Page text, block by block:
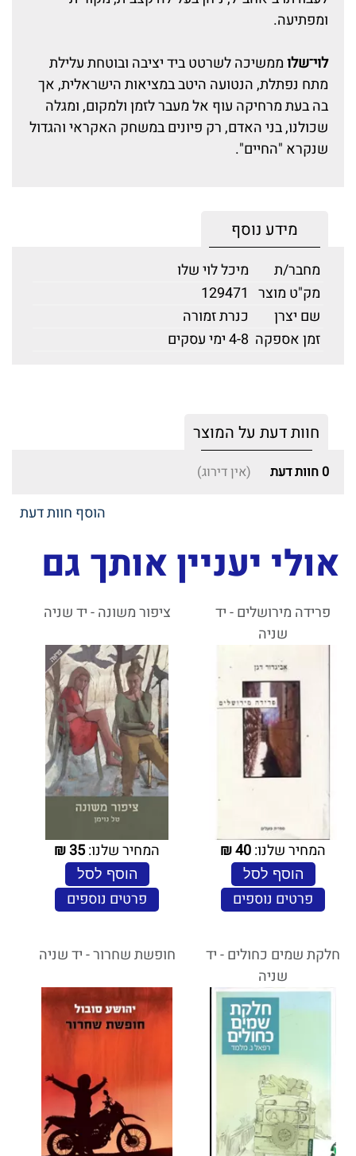
ומפתיעה.
לוי־שלוממשיכה לשרטט ביד יציבה ובוטחת עלילת
מתח נפתלת, הנטועה היטב במציאות הישראלית, אך
בה בעת מרחיקה עוף אל מעבר לזמן ולמקום, ומגלה
שכולנו, בני האדם, רק פיונים במשחק האקראי והגדול
שנקרא "החיים".
מידע נוסף
מחבר/ת
מיכל לוי שלו
מק"ט מוצר 129471
שם יצרן
כנרת זמורה
זמן אספקה 4-8 ימי עסקים
חוות דעת על המוצר
0 חוות דעת (אין דירוג)
הוסף חוות דעת
אולי יעניין אותך גם
פרידה מירושלים - יד
שניה
המחיר שלנו:40
₪
הוסף לסל
פרטים נוספים
ציפור משונה - יד שניה
המחיר שלנו:35
₪
הוסף לסל
פרטים נוספים
חלקת שמים כחולים - יד
שניה
חופשת שחרור - יד שניה